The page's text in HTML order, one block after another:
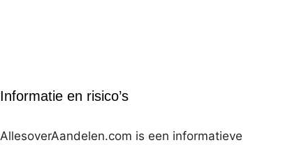
Informatie en risico’s
AllesoverAandelen.com is een informatieve